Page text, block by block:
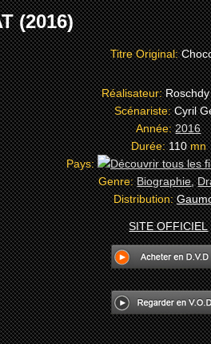
(2016)
Titre Original:
Réalisateur:
Scénariste:Cyril
Année:2016
Durée:110mn
Pays:
Genre:Biographie,
Distribution:
SITE OFFICIEL